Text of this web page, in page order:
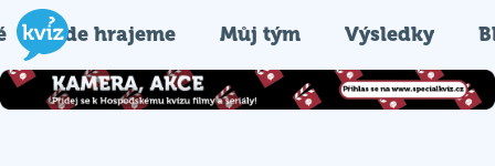
Kde hrajeme Můj tým Výsledky